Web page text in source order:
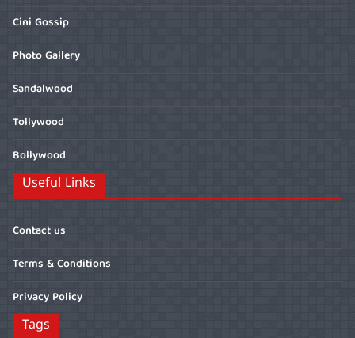
Cini Gossip
Photo Gallery
Sandalwood
Tollywood
Bollywood
Useful Links
Contact us
Terms & Conditions
Privacy Policy
Tags